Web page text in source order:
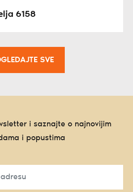
6158
SVE
i saznajte o najnovijim
i popustima